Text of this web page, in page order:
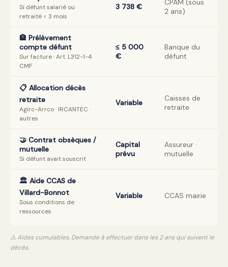
Si défunt salarié ou
retraité < 3 mois
3 738 €
CPAM (sous
2 ans)
🏦 Prélèvement
compte défunt
Sur facture · Art. L312-1-4
CMF
≤ 5 000
€
Banque du
défunt
📋 Allocation décès
retraite
Agirc-Arrco · IRCANTEC ·
autres
Variable
Caisses de
retraite
🤝 Contrat obsèques /
mutuelle
Si défunt avait souscrit
Capital
prévu
Assureur ·
mutuelle
🏛️ Aide CCAS de
Villard-Bonnot
Sous conditions de
ressources
Variable CCAS mairie
⚠️ Aides cumulables. Demande à effectuer dans les 2 ans qui suivent le
décès.